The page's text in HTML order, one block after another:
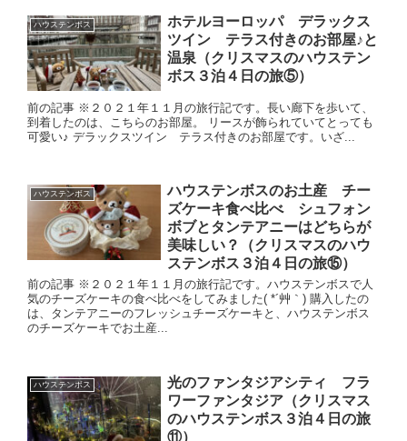
ハウステンボス
ホテルヨーロッパ デラックス
ツイン テラス付きのお部屋♪と
温泉（クリスマスのハウステン
ボス３泊４日の旅⑤）
前の記事 ※２０２１年１１月の旅行記です。長い廊下を歩いて、
到着したのは、こちらのお部屋。 リースが飾られていてとっても
可愛い♪ デラックスツイン テラス付きのお部屋です。いざ...
ハウステンボス
ハウステンボスのお土産 チー
ズケーキ食べ比べ シュフォン
ボブとタンテアニーはどちらが
美味しい？（クリスマスのハウ
ステンボス３泊４日の旅⑮）
前の記事 ※２０２１年１１月の旅行記です。ハウステンボスで人
気のチーズケーキの食べ比べをしてみました( *´艸｀) 購入したの
は、タンテアニーのフレッシュチーズケーキと、ハウステンボス
のチーズケーキでお土産...
ハウステンボス
光のファンタジアシティ フラ
ワーファンタジア（クリスマス
のハウステンボス３泊４日の旅
⑪）